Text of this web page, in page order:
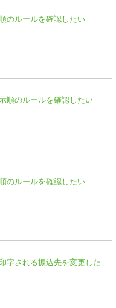
のルールを確認したい
順のルールを確認したい
のルールを確認したい
字される振込先を変更した